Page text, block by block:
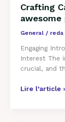
Crafting
General/ reda
Engaging
Interest The
crucial, and
Lire l’article